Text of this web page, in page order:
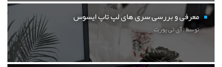
معرفی و بررسی سری های لپ تاپ ایسوس
توسط : آی تی پورت